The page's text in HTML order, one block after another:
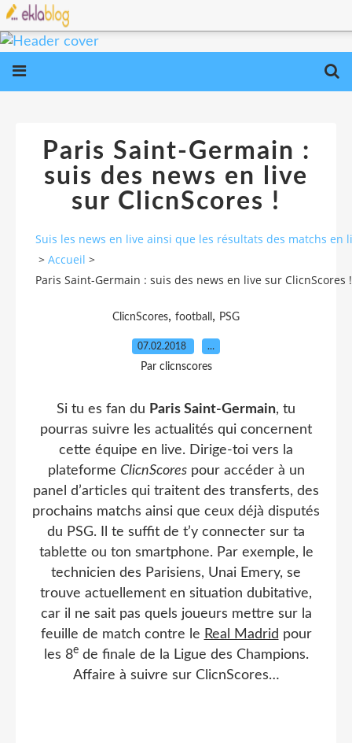
Paris Saint-Germain :
suis des news en live
sur ClicnScores !
Suis les news en live ainsi que les résultats des matchs
> Accueil >
Paris Saint-Germain : suis des news en live sur ClicnScores !
ClicnScores, football , PSG
07.02.2018 …
Par clicnscores
Si tu es fan du Paris Saint-Germain, tu
pourras suivre les actualités qui concernent
cette équipe en live. Dirige-toi vers la
plateforme ClicnScorespour accéder à un
panel d’articles qui traitent des transferts, des
prochains matchs ainsi que ceux déjà disputés
du PSG. Il te suffit de t’y connecter sur ta
tablette ou ton smartphone. Par exemple, le
technicien des Parisiens, Unai Emery, se
trouve actuellement en situation dubitative,
car il ne sait pas quels joueurs mettre sur la
feuille de match contre le Real Madrid pour
les 8ede finale de la Ligue des Champions.
Affaire à suivre sur ClicnScores…